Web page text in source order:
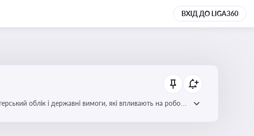
ВХІД ДО LIGA360
облік і державні вимоги, які впливають на роботу